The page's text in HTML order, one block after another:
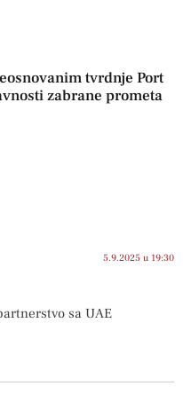
tvrdnje Port
zabrane prometa
5.9.2025 u 19:30
sa UAE